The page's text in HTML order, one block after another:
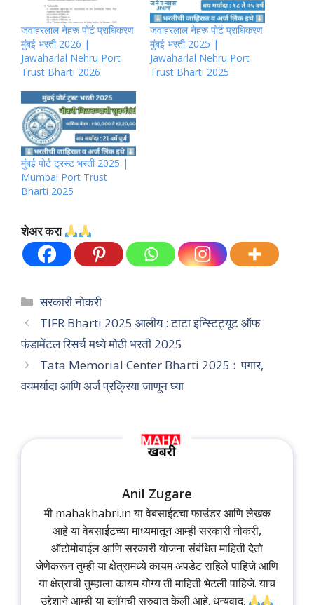
जवाहरलाल नेहरू पोर्ट प्राधिकरण
मुंबई भरती 2026 |
Jawaharlal Nehru Port
Trust Bharti 2026
जवाहरलाल नेहरू पोर्ट प्राधिकरण
मुंबई भरती 2025 |
Jawaharlal Nehru Port
Trust Bharti 2025
मुंबई पोर्ट ट्रस्ट भरती 2025 |
Mumbai Port Trust
Bharti 2025
शेअर करा
Categories
सरकारी नोकरी
TIFR Bharti 2025 आलीय : टाटा इन्स्टिट्यूट ऑफ
फंडामेंटल रिसर्च मध्ये मोठी भरती 2025
Tata Memorial Center Bharti 2025 : पगार,
वयमर्यादा आणि अर्ज प्रक्रिया जाणून घ्या
Anil Zugare
मी mahakhabri.in या वेबसाईटचा फाउंडर आणि लेखक
आहे या वेबसाईटच्या माध्यमातून आम्ही सरकारी नोकरी,
ऑटोमोबाईल आणि सरकारी योजना संबंधित माहिती देतो
जेणेकरून तुम्ही या क्षेत्रामध्ये कायम अपडेट राहिले पाहिजे आणि
या क्षेत्राची तुम्हाला कायम योग्य ती माहिती भेटली पाहिजे. याच
उद्देशाने आम्ही या ब्लॉगची सुरुवात केली आहे. धन्यवाद.